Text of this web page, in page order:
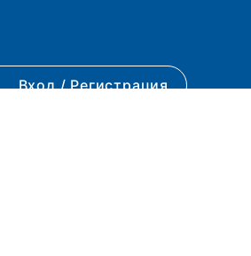
Вход/Регистрация